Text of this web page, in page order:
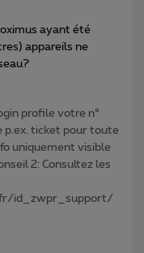
ayant été
appareils ne
profile votre n°
p.ex. ticket pour toute
uniquement visible
2: Consultez les
id_zwpr_support/